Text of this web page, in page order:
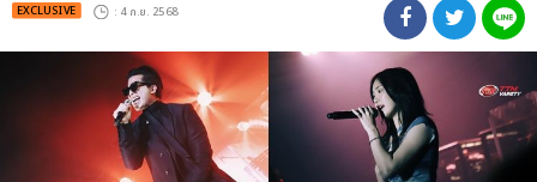
EXCLUSIVE : 4 ก.ย. 2568